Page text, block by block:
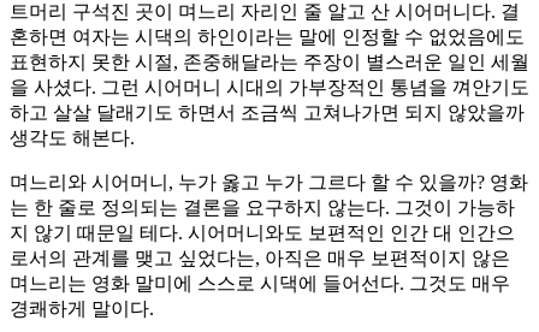
트머리 구석진 곳이 며느리 자리인 줄 알고 산 시어머니다. 결
혼하면 여자는 시댁의 하인이라는 말에 인정할 수 없었음에도
표현하지 못한 시절, 존중해달라는 주장이 별스러운 일인 세월
을 사셨다. 그런 시어머니 시대의 가부장적인 통념을 껴안기도
하고 살살 달래기도 하면서 조금씩 고쳐나가면 되지 않았을까
생각도 해본다.
며느리와 시어머니, 누가 옳고 누가 그르다 할 수 있을까? 영화
는 한 줄로 정의되는 결론을 요구하지 않는다. 그것이 가능하
지 않기 때문일 테다. 시어머니와도 보편적인 인간 대 인간으
로서의 관계를 맺고 싶었다는, 아직은 매우 보편적이지 않은
며느리는 영화 말미에 스스로 시댁에 들어선다. 그것도 매우
경쾌하게 말이다.